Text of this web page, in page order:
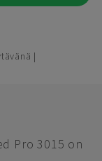
|
Pro 3015 on